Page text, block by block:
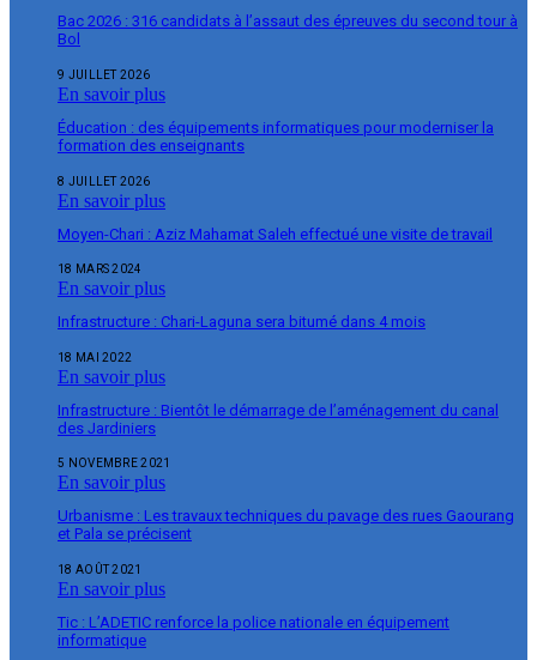
Bac 2026 : 316 candidats à l’assaut des épreuves du second tour à
Bol
9 JUILLET 2026
En savoir plus
Éducation : des équipements informatiques pour moderniser la
formation des enseignants
8 JUILLET 2026
En savoir plus
Moyen-Chari : Aziz Mahamat Saleh effectué une visite de travail
18 MARS 2024
En savoir plus
Infrastructure : Chari-Laguna sera bitumé dans 4 mois
18 MAI 2022
En savoir plus
Infrastructure : Bientôt le démarrage de l’aménagement du canal
des Jardiniers
5 NOVEMBRE 2021
En savoir plus
Urbanisme : Les travaux techniques du pavage des rues Gaourang
et Pala se précisent
18 AOÛT 2021
En savoir plus
Tic : L’ADETIC renforce la police nationale en équipement
informatique